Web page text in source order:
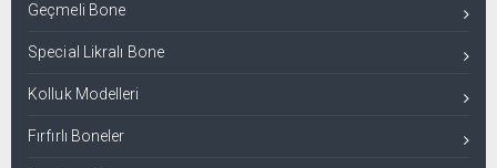
Geçmeli Bone
Special Likralı Bone
Kolluk Modelleri
Fırfırlı Boneler